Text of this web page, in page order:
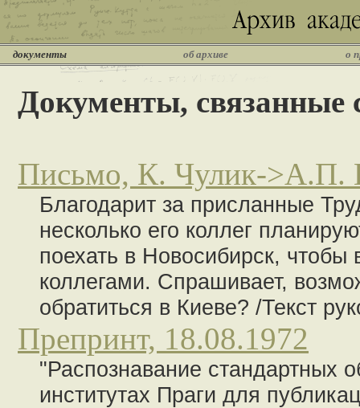
документы об архиве о
Документы, связанные
Письмо, К. Чулик->А.П.
Благодарит за присланные
неcколько его коллег
поехать в Новосибирск, чтобы
коллегами. Спрашивает,
обратиться в Киеве? /Текст
Препринт, 18.08.1972
"Распознавание стандартных
институтах Праги для